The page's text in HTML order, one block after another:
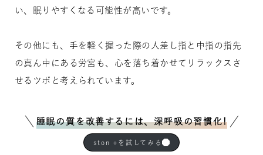
い、眠りやすくなる可能性が高いです。
その他にも、手を軽く握った際の人差し指と中指の指先
の真ん中にある労宮も、心を落ち着かせてリラックスさ
せるツボと考えられています。
睡眠の質を改善するには、深呼吸の習慣化!
ston +を試してみる